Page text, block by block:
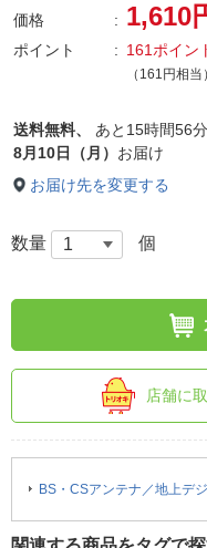
価格 1,610
ポイント 161ポイン
（161円相当）
送料無料、 あと 15時間56
8月10日（月） お届け
お届け先を変更する
数量 個
店舗に
BS・CSアンテナ／地上デ